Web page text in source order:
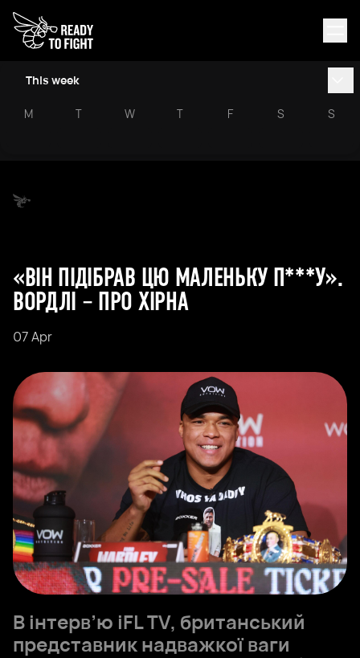
This week
M T W T F S S
«ВІН ПІДІБРАВ ЦЮ МАЛЕНЬКУ П***У».
ВОРДЛІ – ПРО ХІРНА
07 Apr
В інтерв’ю iFL TV, британський
представник надважкої ваги